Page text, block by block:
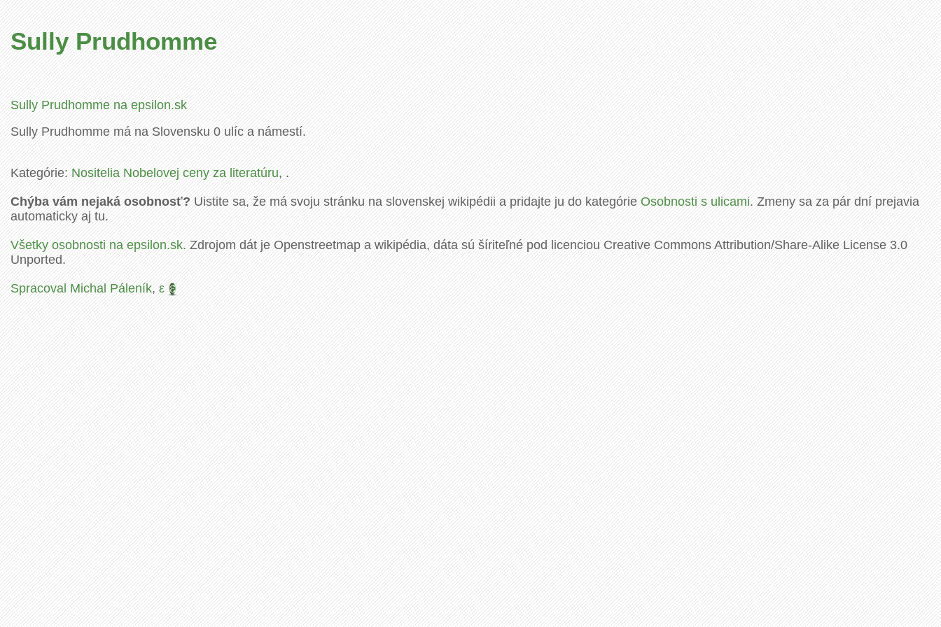
Sully Prudhomme
Sully Prudhomme na epsilon.sk
Sully Prudhomme má na Slovensku 0 ulíc a námestí.
Kategórie:Nositelia Nobelovej ceny za literatúru, .
Chýba vám nejaká osobnosť?Uistite sa, že má svoju stránku na slovenskej wikipédii a pridajte ju do kategórieOsobnosti s ulicami. Zmeny sa za pár dní prejavia
automaticky aj tu.
Všetky osobnosti na epsilon.sk.Zdrojom dát je Openstreetmap a wikipédia, dáta sú šíriteľné pod licenciou Creative Commons Attribution/Share-Alike License 3.0
Unported.
Spracoval Michal Páleník,ε